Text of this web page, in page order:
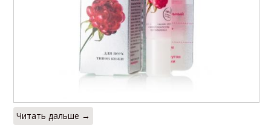
Читать дальше →